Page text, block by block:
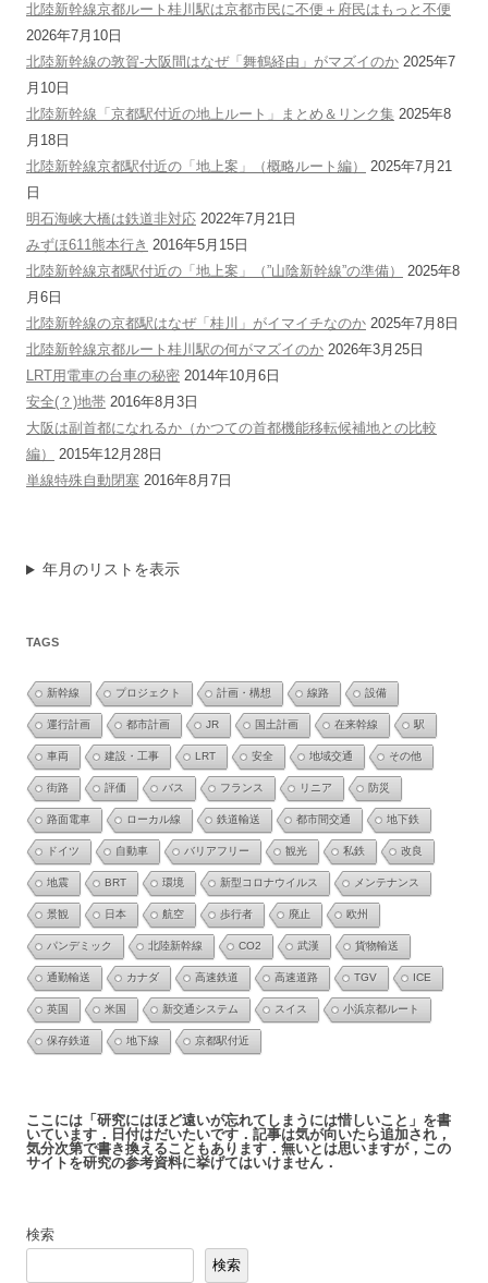
北陸新幹線京都ルート桂川駅は京都市民に不便＋府民はもっと不便
2026年7月10日
北陸新幹線の敦賀-大阪間はなぜ「舞鶴経由」がマズイのか 2025年7
月10日
北陸新幹線「京都駅付近の地上ルート」まとめ＆リンク集 2025年8
月18日
北陸新幹線京都駅付近の「地上案」（概略ルート編）
2025年7月21
日
明石海峡大橋は鉄道非対応 2022年7月21日
みずほ611熊本行き 2016年5月15日
北陸新幹線京都駅付近の「地上案」（”山陰新幹線”の準備）
2025年8
月6日
北陸新幹線の京都駅はなぜ「桂川」がイマイチなのか 2025年7月8日
北陸新幹線京都ルート桂川駅の何がマズイのか 2026年3月25日
LRT用電車の台車の秘密 2014年10月6日
安全(？)地帯 2016年8月3日
大阪は副首都になれるか（かつての首都機能移転候補地との比較
編）
2015年12月28日
単線特殊自動閉塞 2016年8月7日
年月のリストを表示
TAGS
新幹線 プロジェクト 計画・構想 線路 設備
運行計画 都市計画 JR 国土計画 在来幹線 駅
車両 建設・工事 LRT 安全 地域交通 その他
街路 評価 バス フランス リニア 防災
路面電車 ローカル線 鉄道輸送 都市間交通 地下鉄
ドイツ 自動車 バリアフリー 観光 私鉄 改良
地震 BRT 環境 新型コロナウイルス メンテナンス
景観 日本 航空 歩行者 廃止 欧州
パンデミック 北陸新幹線 CO2 武漢 貨物輸送
通勤輸送 カナダ 高速鉄道 高速道路 TGV ICE
英国 米国 新交通システム スイス 小浜京都ルート
保存鉄道 地下線 京都駅付近
ここには「研究にはほど遠いが忘れてしまうには惜しいこと」を書
いています．日付はだいたいです．記事は気が向いたら追加され，
気分次第で書き換えることもあります．無いとは思いますが，この
サイトを研究の参考資料に挙げてはいけません．
検索
検索